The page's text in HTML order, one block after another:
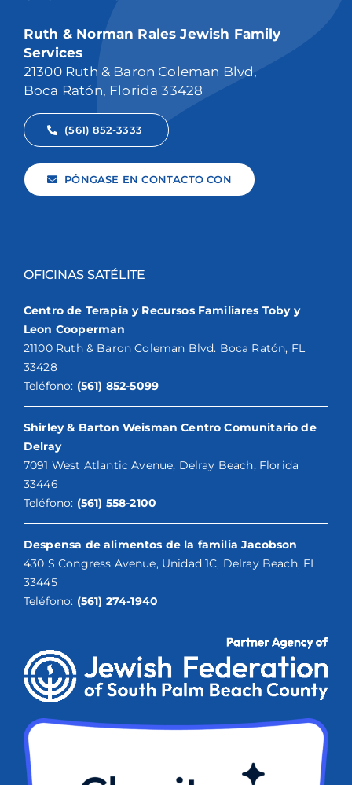
Ruth & Norman Rales Jewish Family
Services
21300 Ruth & Baron Coleman Blvd,
Boca Ratón, Florida 33428
(561) 852-3333
PÓNGASE EN CONTACTO CON
OFICINAS SATÉLITE
Centro de Terapia y Recursos Familiares Toby y
Leon Cooperman
21100 Ruth & Baron Coleman Blvd. Boca Ratón, FL
33428
Teléfono: (561) 852-5099
Shirley & Barton Weisman Centro Comunitario de
Delray
7091 West Atlantic Avenue, Delray Beach, Florida
33446
Teléfono: (561) 558-2100
Despensa de alimentos de la familia Jacobson
430 S Congress Avenue, Unidad 1C, Delray Beach, FL
33445
Teléfono: (561) 274-1940